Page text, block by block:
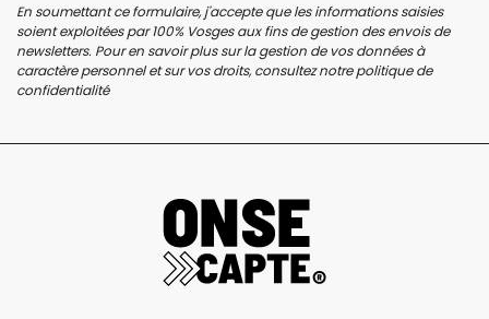
En soumettant ce formulaire, j'accepte que les informations saisies
soient exploitées par 100% Vosges aux fins de gestion des envois de
newsletters. Pour en savoir plus sur la gestion de vos données à
caractère personnel et sur vos droits, consultez notrepolitique de
confidentialité